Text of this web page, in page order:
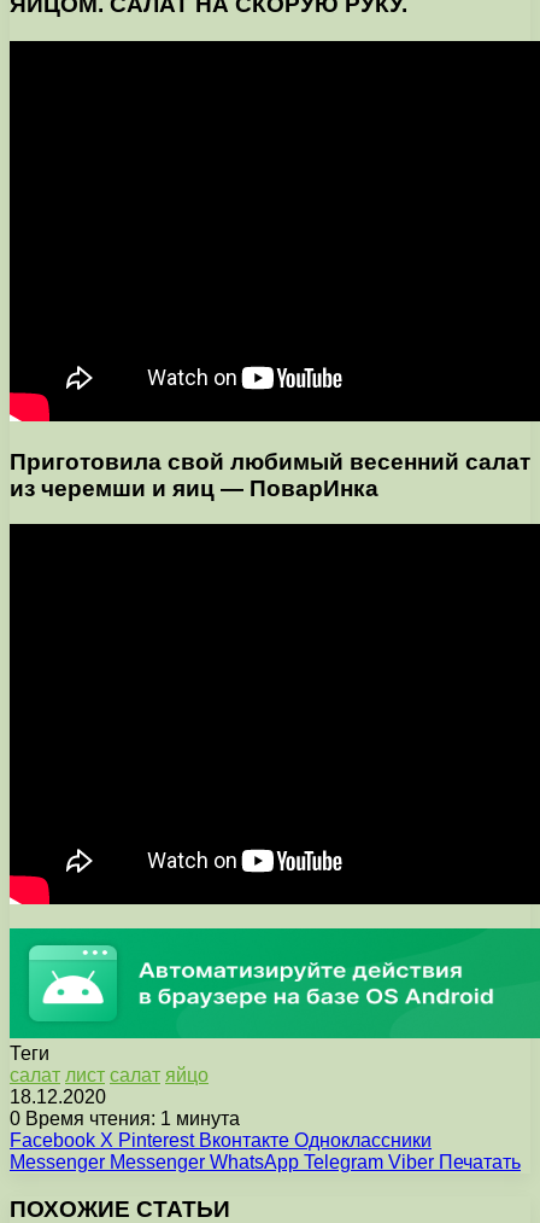
Приготовила свой любимый весенний салат
из черемши и яиц — ПоварИнка
Теги
cалат лист салат яйцо
18.12.2020
0 Время чтения: 1 минута
Facebook X Pinterest Вконтакте Одноклассники
Messenger Messenger WhatsApp Telegram Viber Печатать
ПОХОЖИЕ СТАТЬИ